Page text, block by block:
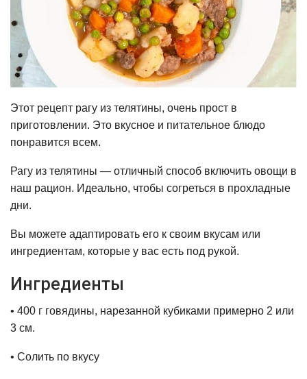
Этот рецепт рагу из телятины, очень прост в
приготовлении. Это вкусное и питательное блюдо
понравится всем.
Рагу из телятины — отличный способ включить овощи в
наш рацион. Идеально, чтобы согреться в прохладные
дни.
Вы можете адаптировать его к своим вкусам или
ингредиентам, которые у вас есть под рукой.
Ингредиенты
• 400 г говядины, нарезанной кубиками примерно 2 или
3 см.
• Солить по вкусу